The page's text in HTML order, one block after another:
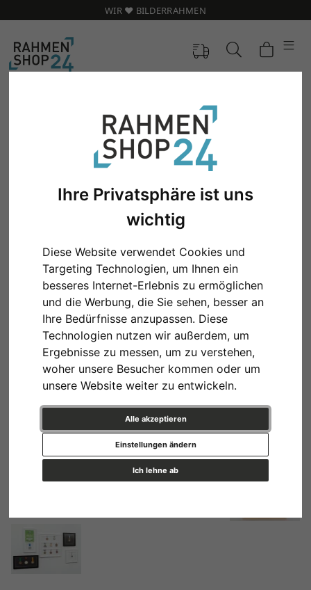
Ihre Privatsphäre ist uns
wichtig
Diese Website verwendet Cookies und
Targeting Technologien, um Ihnen ein
besseres Internet-Erlebnis zu ermöglichen
und die Werbung, die Sie sehen, besser an
Ihre Bedürfnisse anzupassen. Diese
Technologien nutzen wir außerdem, um
Ergebnisse zu messen, um zu verstehen,
woher unsere Besucher kommen oder um
unsere Website weiter zu entwickeln.
Alle akzeptieren
Ich lehne ab
Einstellungen ändern
WIR ❤️ BILDERRAHMEN
Zurück